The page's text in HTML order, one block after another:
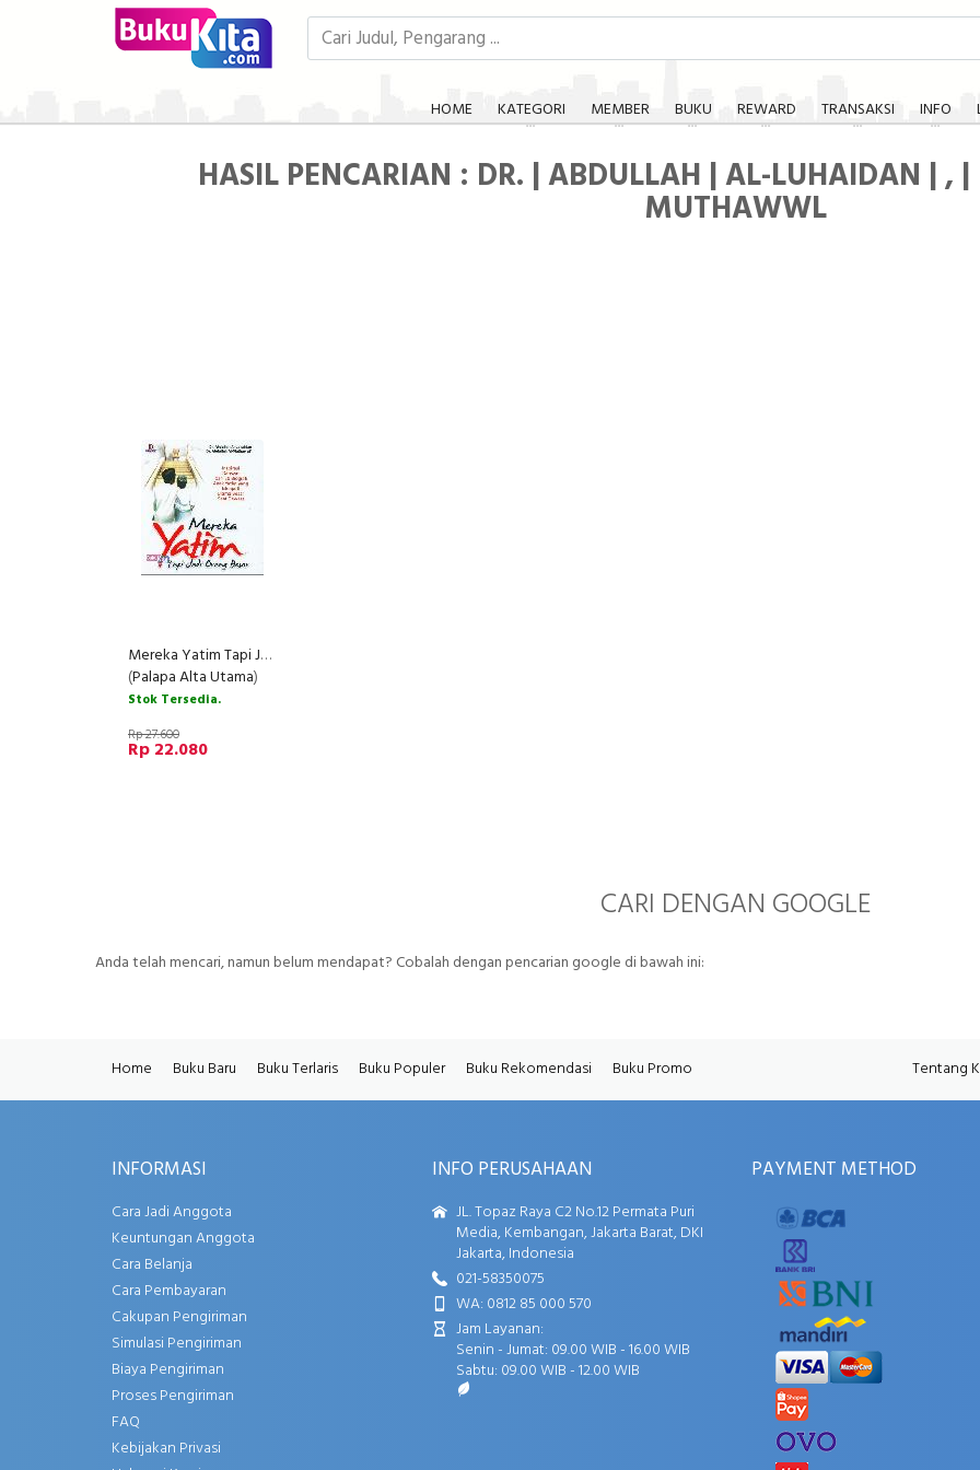
HOME KATEGORI MEMBER BUKU REWARD TRANSAKSI INFO
HASIL PENCARIAN : DR. | ABDULLAH | AL-LUHAIDAN | ,
MUTHAWWL
Mereka Yatim Tapi Jadi Orang Besar
(Palapa Alta Utama)
Stok Tersedia.
Rp 27.600
Rp 22.080
CARI DENGAN GOOGLE
Anda telah mencari, namun belum mendapat? Cobalah dengan pencarian google di bawah ini:
Home Buku Baru Buku Terlaris Buku Populer Buku Rekomendasi Buku Promo Tentang
INFORMASI
Cara Jadi Anggota
Keuntungan Anggota
Cara Belanja
Cara Pembayaran
Cakupan Pengiriman
Simulasi Pengiriman
Biaya Pengiriman
Proses Pengiriman
FAQ
Kebijakan Privasi
INFO PERUSAHAAN
JL. Topaz Raya C2 No.12 Permata Puri
Media, Kembangan, Jakarta Barat, DKI
Jakarta, Indonesia
021-58350075
WA: 0812 85 000 570
Jam Layanan:
Senin - Jumat: 09.00 WIB - 16.00 WIB
Sabtu: 09.00 WIB - 12.00 WIB
PAYMENT METHOD